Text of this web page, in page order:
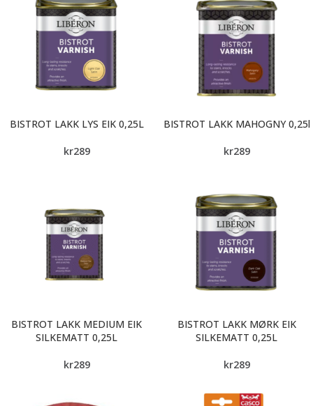
BISTROT LAKK LYS EIK 0,25L
kr289
BISTROT LAKK MAHOGNY 0,25l
kr289
BISTROT LAKK MEDIUM EIK
SILKEMATT 0,25L
kr289
BISTROT LAKK MØRK EIK
SILKEMATT 0,25L
kr289